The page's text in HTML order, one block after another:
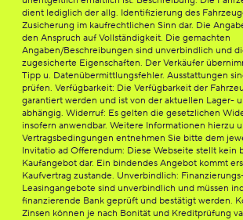
dient lediglich der allg. Identifizierung des
Zusicherung im kaufrechtlichen Sinn dar. Die
den Anspruch auf Vollständigkeit. Die gemachten
Angaben/Beschreibungen sind unverbindlich und
zugesicherte Eigenschaften. Der Verkäufer
Tipp u. Datenübermittlungsfehler. Ausstattungen
prüfen. Verfügbarkeit: Die Verfügbarkeit der
garantiert werden und ist von der aktuellen Lager-
abhängig. Widerruf: Es gelten die gesetzlichen
insofern anwendbar. Weitere Informationen hierzu
Vertragsbedingungen entnehmen Sie bitte dem
Invitatio ad Offerendum: Diese Webseite stellt kein
Kaufangebot dar. Ein bindendes Angebot kommt
Kaufvertrag zustande. Unverbindlich:
Leasingangebote sind unverbindlich und müssen
finanzierende Bank geprüft und bestätigt werden.
Zinsen können je nach Bonität und Kreditprüfung